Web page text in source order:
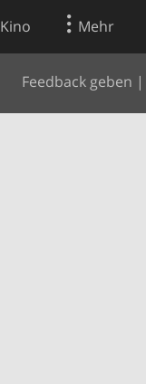
Kino Mehr
Feedback geben |